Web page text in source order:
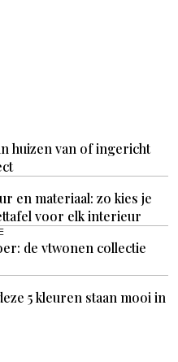
huizen van of ingericht
en materiaal: zo kies je
voor elk interieur
de vtwonen collectie
5 kleuren staan mooi in